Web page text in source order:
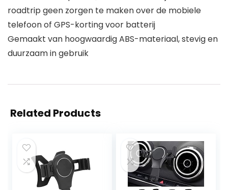
roadtrip geen zorgen te maken over de mobiele
telefoon of GPS-korting voor batterij
Gemaakt van hoogwaardig ABS-materiaal, stevig en
duurzaam in gebruik
Related Products